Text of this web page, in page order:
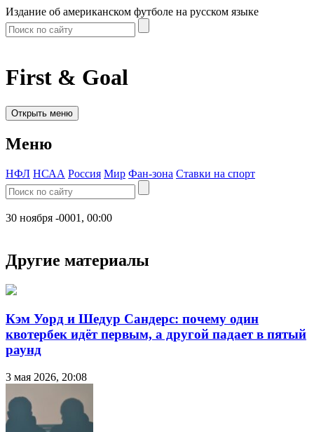
Издание об американском футболе на русском языке
First & Goal
Открыть меню
Меню
НФЛ НСАА Россия Мир Фан-зона Ставки на спорт
30 ноября -0001, 00:00
Другие материалы
Кэм Уорд и Шедур Сандерс: почему один
квотербек идёт первым, а другой падает в пятый
раунд
3 мая 2026, 20:08